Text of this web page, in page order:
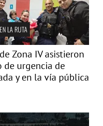
LA RUTA
Zona IV asistieron
de urgencia de
y en la vía pública